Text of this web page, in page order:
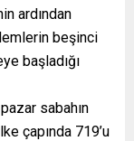
ardından
beşinci
başladığı
sabahın
çapında 719’u